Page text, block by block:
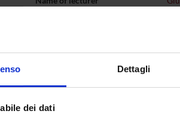
Dettagli
dei dati
Language of instruction
Site